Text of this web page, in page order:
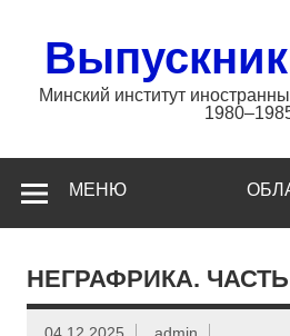
содержимому
Минский институт
МЕНЮ
НЕГРАФРИКА. ЧАСТЬ